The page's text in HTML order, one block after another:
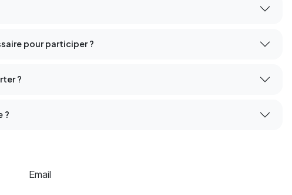
pour participer ?
?
?
Email